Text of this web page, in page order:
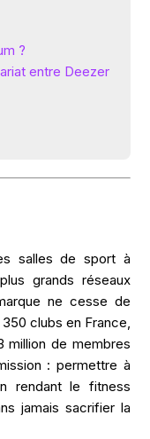
?
entre Deezer
salles de sport à
grands réseaux
ne cesse de
clubs en France,
million de membres
: permettre à
rendant le fitness
jamais sacrifier la